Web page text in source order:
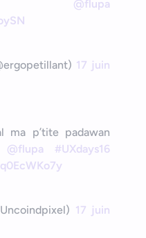
@flupa
17 juin
p’tite padawan
@flupa
#UXdays16
17 juin